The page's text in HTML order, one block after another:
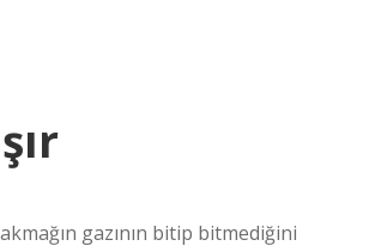
gazının bitip bitmediğini